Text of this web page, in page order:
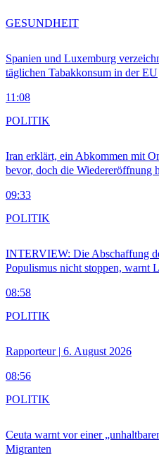
Spanien und Luxemburg
täglichen Tabakkonsum in der EU
11:08
GESUNDHEIT
Iran erklärt, ein Abkommen mit
bevor, doch die Wiedereröffnung
09:33
POLITIK
INTERVIEW: Die Abschaffung
Populismus nicht stoppen, warnt
08:58
POLITIK
Rapporteur | 6. August 2026
08:56
POLITIK
Ceuta warnt vor einer
Migranten
POLITIK